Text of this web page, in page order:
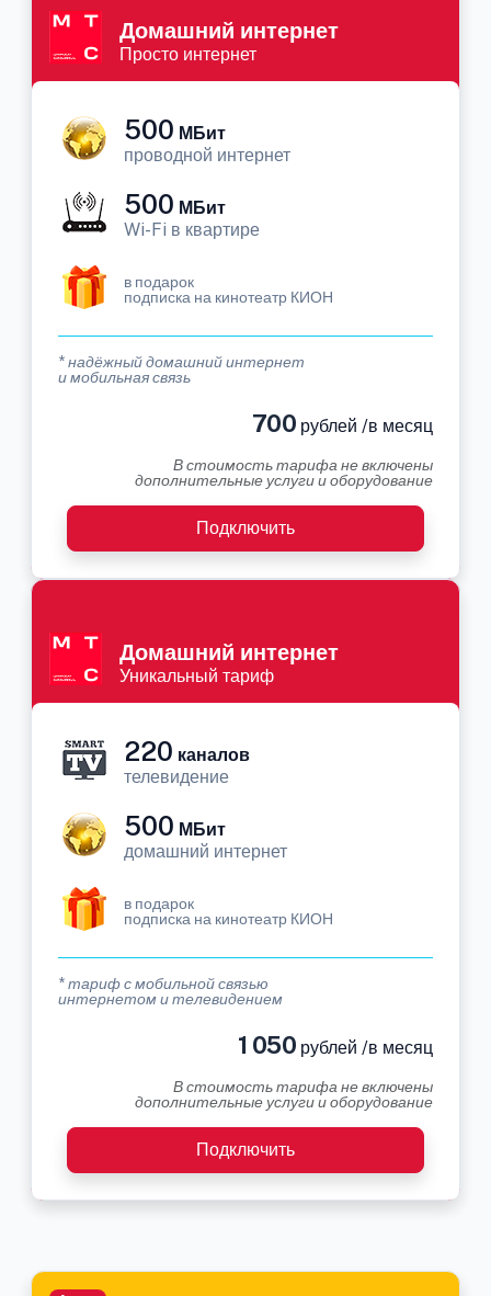
Домашний интернет
Просто интернет
500 МБит
проводной интернет
500 МБит
Wi-Fi в квартире
в подарок
подписка на кинотеатр КИОН
* надёжный домашний интернет
и мобильная связь
700 рублей /в месяц
В стоимость тарифа не включены
дополнительные услуги и оборудование
Подключить
Домашний интернет
Уникальный тариф
220 каналов
телевидение
500 МБит
домашний интернет
в подарок
подписка на кинотеатр КИОН
* тариф с мобильной связью
интернетом и телевидением
1 050 рублей /в месяц
В стоимость тарифа не включены
дополнительные услуги и оборудование
Подключить